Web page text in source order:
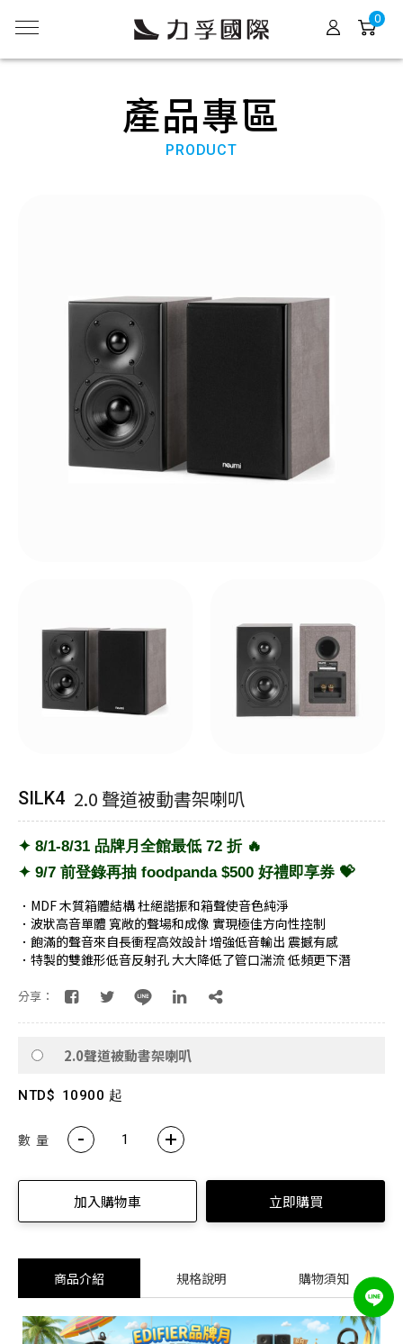
產品專區
PRODUCT
SILK4 2.0 聲道被動書架喇叭
✦ 8/1-8/31 品牌月全館最低 72 折 🔥
✦ 9/7 前登錄再抽 foodpanda $500 好禮即享券 💝
．MDF 木質箱體結構 杜絕諧振和箱聲使音色純淨
．波狀高音單體 寬敞的聲場和成像 實現極佳方向性控制
．飽滿的聲音來自長衝程高效設計 增強低音輸出 震撼有感
．特製的雙錐形低音反射孔 大大降低了管口湍流 低頻更下潛
分享：
2.0聲道被動書架喇叭
NTD$ 10900 起
數 量
加入購物車 立即購買
商品介紹 規格說明 購物須知
0